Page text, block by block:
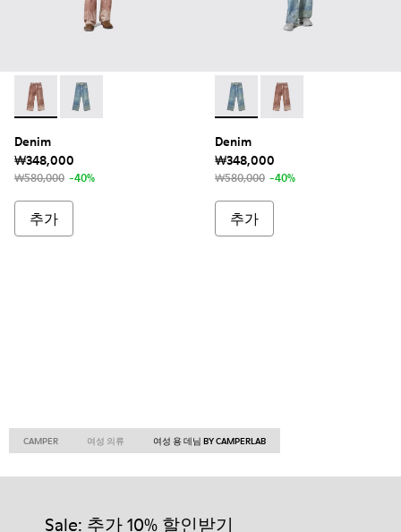
Denim - AU00022-003 - 테라코타 페인트 프린트 데님 팬츠
Denim - AU00022-002 - 샌드 블루 페인트 프린트 데
Denim
₩348,000
₩580,000 -40%
추가
Denim - AU00022-002 - 샌
Denim - AU00022-
Denim
₩348,000
₩580,000 -40%
추가
CAMPER 여성 의류 여성 용 데님 BY CAMPERLAB
Sale: 추가 10% 할인받기